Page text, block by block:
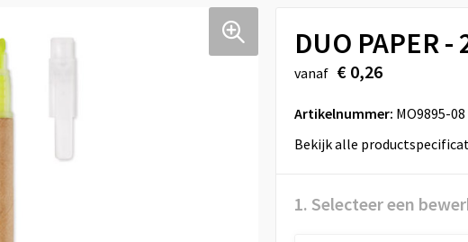
DUO PAPER
vanaf € 0,26
Artikelnummer: MO9895-08
Bekijk alle
1. Selecteer een